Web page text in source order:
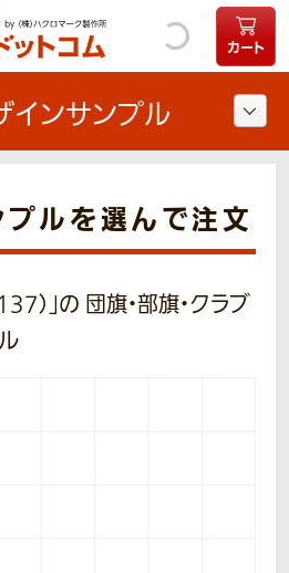
カート
ルを選んで注文
）」の 団旗・部旗・クラブ
インサンプル